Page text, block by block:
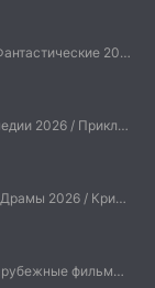
Боевики 2026 / Триллеры 2026 / Фантастические 2026 / Зарубежные фильмы 2026 / Американские фильмы / Фильмы 2026
Боевики 2026 / Драмы 2026 / Комедии 2026 / Приключения 2026 / Фантастические 2026 / Зарубежные фильмы 2026 / Американские фильмы / Фильмы 2026
Боевики 2026 / Детективы 2026 / Драмы 2026 / Криминальные фильмы 2026 / Триллеры 2026 / Зарубежные фильмы 2026 / Американские фильмы / Фильмы 2026
Драмы 2026 / Триллеры 2026 / Зарубежные фильмы 2026 / Американские фильмы / Фильмы 2026